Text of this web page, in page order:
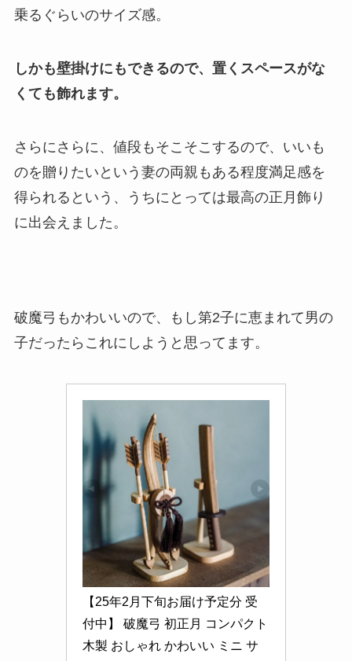
乗るぐらいのサイズ感。
しかも壁掛けにもできるので、置くスペースがな
くても飾れます。
さらにさらに、値段もそこそこするので、いいも
のを贈りたいという妻の両親もある程度満足感を
得られるという、うちにとっては最高の正月飾り
に出会えました。
破魔弓もかわいいので、もし第2子に恵まれて男の
子だったらこれにしようと思ってます。
【25年2月下旬お届け予定分 受
付中】 破魔弓 初正月 コンパクト
木製 おしゃれ かわいい ミニ サ